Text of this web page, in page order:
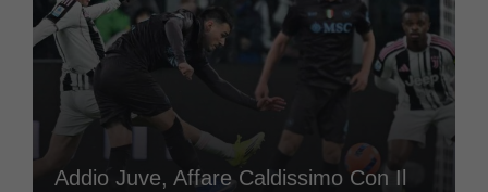
Addio Juve, Affare Caldissimo Con Il